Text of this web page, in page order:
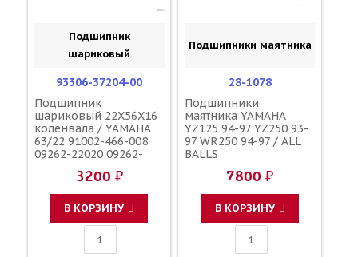
Подшипник
шариковый
93306-37204-00
Подшипник
шариковый 22X56X16
коленвала / YAMAHA
63/22 91002-466-008
09262-22020 09262-
09262-22025 92045-
1209 91002-KY4-901
3200 ₽
В КОРЗИНУ
Подшипники маятника
28-1078
Подшипники
маятника YAMAHA
YZ125 94-97 YZ250 93-
97 WR250 94-97 / ALL
BALLS
7800 ₽
В КОРЗИНУ